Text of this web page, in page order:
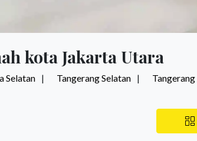
kota Jakarta Utara
Selatan Tangerang Selatan Tangerang